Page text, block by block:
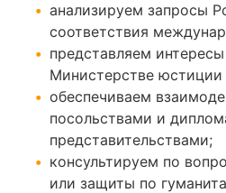
анализируем запросы
соответствия
представляем
Министерстве юстиции
обеспечиваем
посольствами и
представительствами;
консультируем по
или защиты по